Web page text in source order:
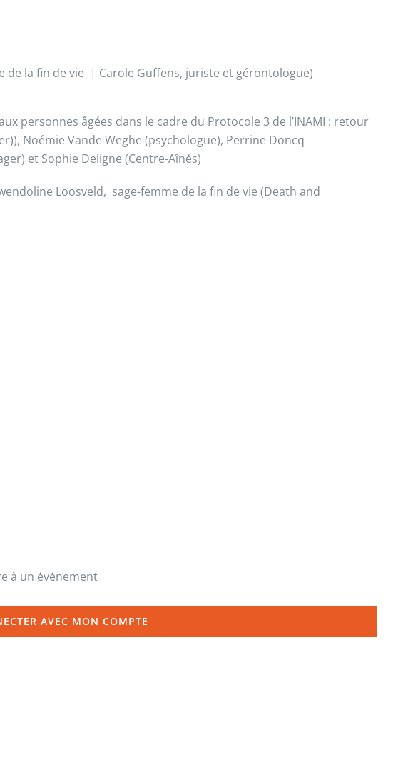
de la fin de vie | Carole Guffens, juriste et gérontologue)
personnes âgées dans le cadre du Protocole 3 de l’INAMI : retour
Noémie Vande Weghe (psychologue), Perrine Doncq
et Sophie Deligne (Centre-Aînés)
Loosveld, sage-femme de la fin de vie (Death and
à un événement
AVEC MON COMPTE